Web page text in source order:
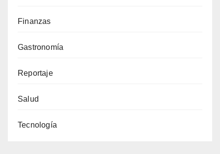
Finanzas
Gastronomía
Reportaje
Salud
Tecnología